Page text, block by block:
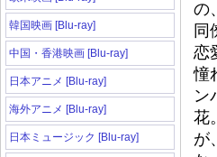
韓国映画 [Blu-ray]
中国・香港映画 [Blu-ray]
日本アニメ [Blu-ray]
海外アニメ [Blu-ray]
日本ミュージック [Blu-ray]
の
同
恋
憧
ン
花
が